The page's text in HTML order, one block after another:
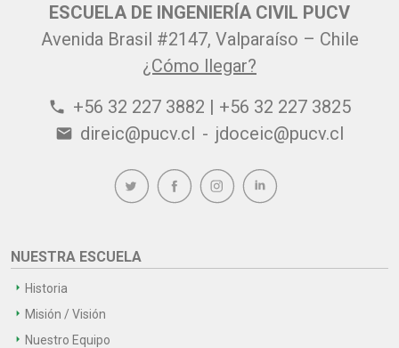
ESCUELA DE INGENIERÍA CIVIL PUCV
Avenida Brasil #2147, Valparaíso – Chile
¿Cómo llegar?
phone +56 32 227 3882 | +56 32 227 3825
email direic@pucv.cl - jdoceic@pucv.cl
NUESTRA ESCUELA
Historia
Misión / Visión
Nuestro Equipo